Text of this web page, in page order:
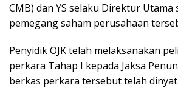
CMB) dan YS selaku Direktur Utama
pemegang saham perusahaan
Penyidik OJK telah melaksanakan
perkara Tahap I kepada Jaksa
berkas perkara tersebut telah